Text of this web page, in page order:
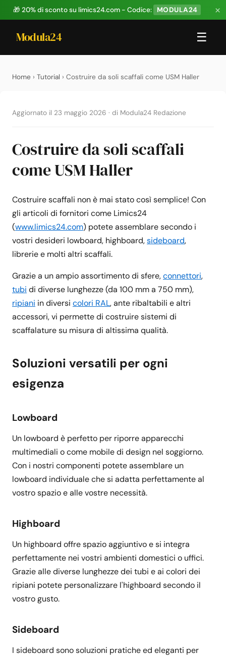
🎁 20% di sconto su limics24.com - Codice: MODULA24 ×
Modula24 ☰
Home › Tutorial › Costruire da soli scaffali come USM Haller
Aggiornato il 23 maggio 2026 · di Modula24 Redazione
Costruire da soli scaffali
come USM Haller
Costruire scaffali non è mai stato così semplice! Con
gli articoli di fornitori come Limics24
(www.limics24.com) potete assemblare secondo i
vostri desideri lowboard, highboard,sideboard,
librerie e molti altri scaffali.
Grazie a un ampio assortimento di sfere,connettori,
tubi di diverse lunghezze (da 100 mm a 750 mm),
ripiani in diversi colori RAL, ante ribaltabili e altri
accessori, vi permette di costruire sistemi di
scaffalature su misura di altissima qualità.
Soluzioni versatili per ogni
esigenza
Lowboard
Un lowboard è perfetto per riporre apparecchi
multimediali o come mobile di design nel soggiorno.
Con i nostri componenti potete assemblare un
lowboard individuale che si adatta perfettamente al
vostro spazio e alle vostre necessità.
Highboard
Un highboard offre spazio aggiuntivo e si integra
perfettamente nei vostri ambienti domestici o uffici.
Grazie alle diverse lunghezze dei tubi e ai colori dei
ripiani potete personalizzare l'highboard secondo il
vostro gusto.
Sideboard
I sideboard sono soluzioni pratiche ed eleganti per